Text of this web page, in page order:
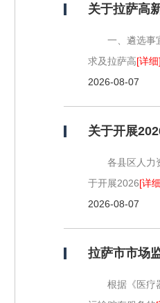
一、遴选事
求及拉萨高[详细]
2026-08-07
关于开展
各县区人力
于开展2026[详
2026-08-07
根据《医疗